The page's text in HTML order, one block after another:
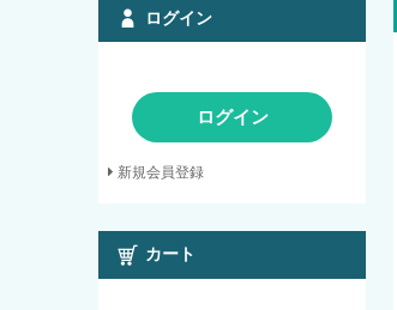
ログイン
ログイン
新規会員登録
カート